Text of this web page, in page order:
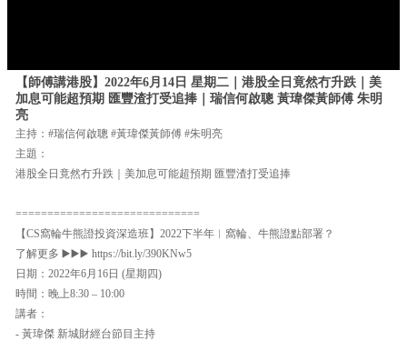
【師傅講港股】2022年6月14日 星期二｜港股全日竟然冇升跌｜美
加息可能超預期 匯豐渣打受追捧｜瑞信何啟聰 黃瑋傑黃師傅 朱明
亮
主持：#瑞信何啟聰 #黃瑋傑黃師傅 #朱明亮
主題：
港股全日竟然冇升跌｜美加息可能超預期 匯豐渣打受追捧
=============================
【CS窩輪牛熊證投資深造班】2022下半年︱窩輪、牛熊證點部署？
了解更多 ▶️▶️▶️ https://bit.ly/390KNw5
日期：2022年6月16日 (星期四)
時間：晚上8:30 – 10:00
講者：
- 黃瑋傑 新城財經台節目主持